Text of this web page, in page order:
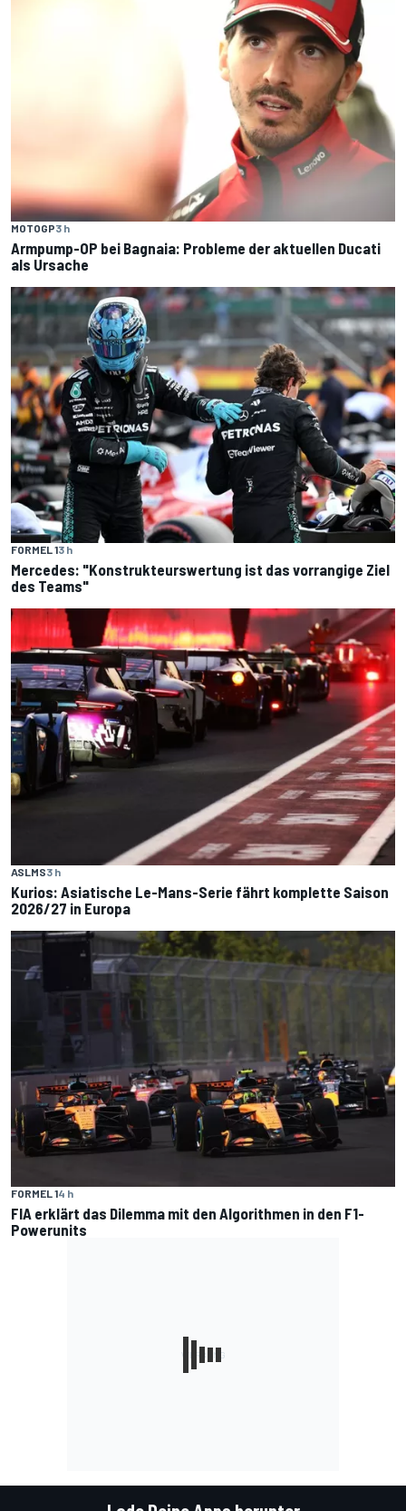
MOTOGP3 h
Armpump-OP bei Bagnaia: Probleme der aktuellen Ducati
als Ursache
FORMEL 13 h
Mercedes: "Konstrukteurswertung ist das vorrangige Ziel
des Teams"
ASLMS3 h
Kurios: Asiatische Le-Mans-Serie fährt komplette Saison
2026/27 in Europa
FORMEL 14 h
FIA erklärt das Dilemma mit den Algorithmen in den F1-
Powerunits